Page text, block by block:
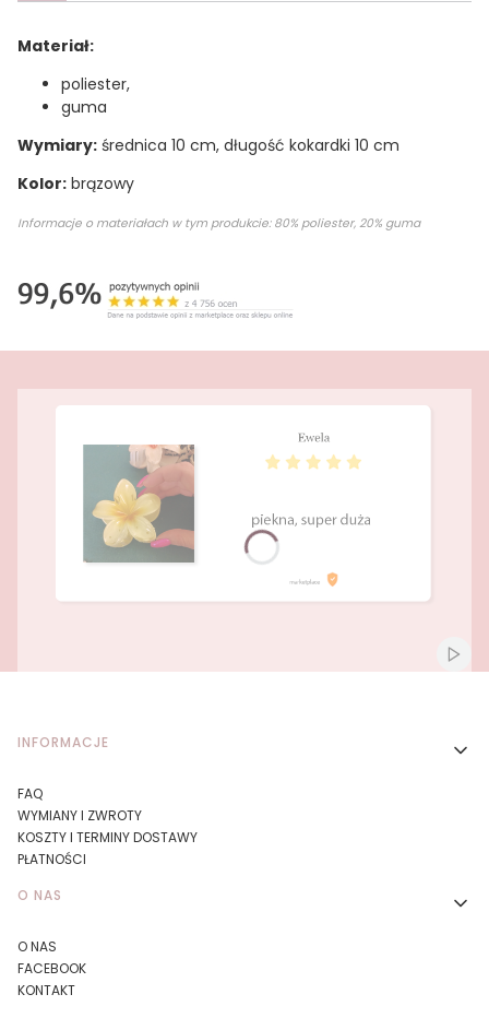
Materiał:
poliester,
guma
Wymiary: średnica 10 cm, długość kokardki 10 cm
Kolor: brązowy
Informacje o materiałach w tym produkcie: 80% poliester, 20% guma
Linki w stopce
INFORMACJE
FAQ
WYMIANY I ZWROTY
KOSZTY I TERMINY DOSTAWY
PŁATNOŚCI
O NAS
O NAS
FACEBOOK
KONTAKT